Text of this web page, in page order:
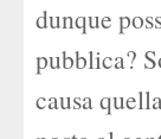
dunque
pubblica?
causa